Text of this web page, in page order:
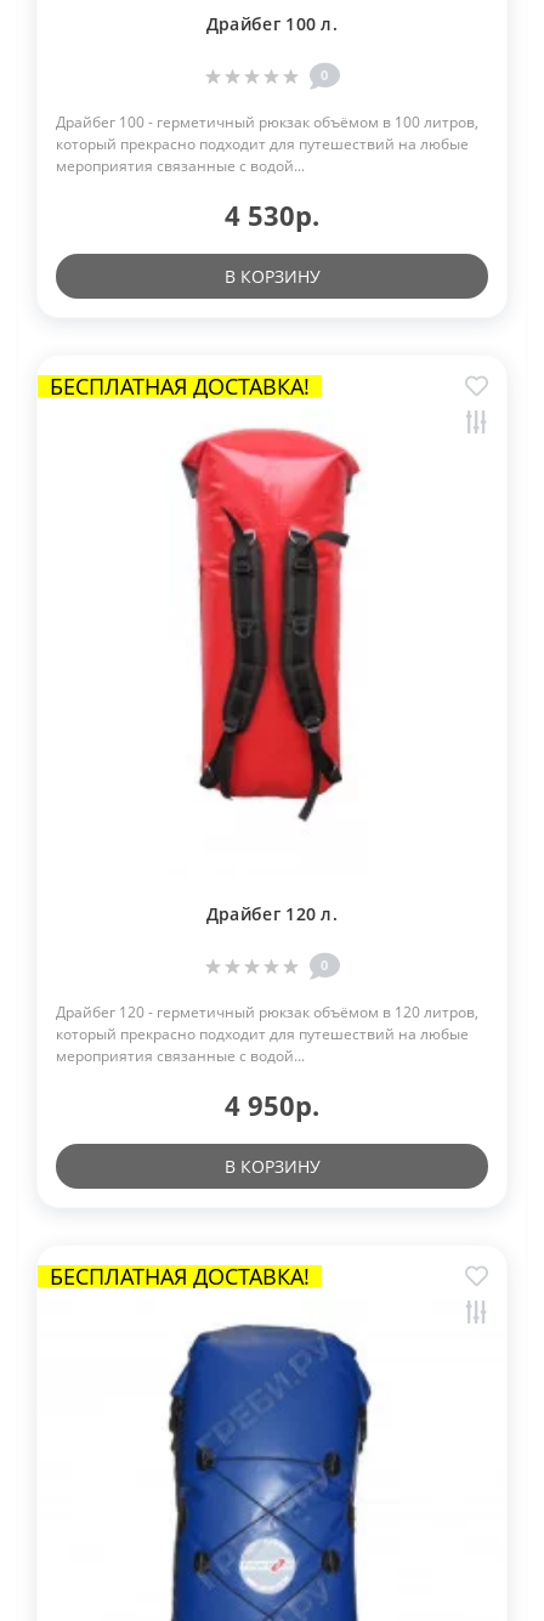
Драйбег 100 л.
0
Драйбег 100 - герметичный рюкзак объёмом в 100 литров,
который прекрасно подходит для путешествий на любые
мероприятия связанные с водой...
4 530р.
В КОРЗИНУ
БЕСПЛАТНАЯ ДОСТАВКА!
Драйбег 120 л.
0
Драйбег 120 - герметичный рюкзак объёмом в 120 литров,
который прекрасно подходит для путешествий на любые
мероприятия связанные с водой...
4 950р.
В КОРЗИНУ
БЕСПЛАТНАЯ ДОСТАВКА!